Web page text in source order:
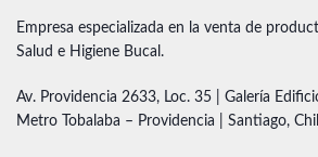
Empresa especializada en la venta de
Salud e Higiene Bucal.
Av. Providencia 2633, Loc. 35 | Galería
Metro Tobalaba – Providencia | Santiago,